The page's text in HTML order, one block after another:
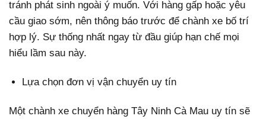
tránh phát sinh ngoài ý muốn. Với hàng gấp hoặc yêu
cầu giao sớm, nên thông báo trước để chành xe bố trí
hợp lý. Sự thống nhất ngay từ đầu giúp hạn chế mọi
hiểu lầm sau này.
Lựa chọn đơn vị vận chuyển uy tín
Một chành xe chuyển hàng Tây Ninh Cà Mau uy tín sẽ